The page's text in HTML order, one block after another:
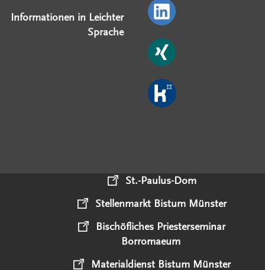
Informationen in Leichter
Sprache
St.-Paulus-Dom
Stellenmarkt Bistum Münster
Bischöfliches Priesterseminar
Borromaeum
Materialdienst Bistum Münster